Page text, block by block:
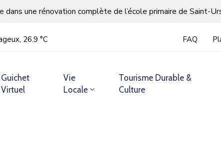
une rénovation complète de l’école primaire de Saint-
26.9 °С FAQ
Guichet
Virtuel
Vie
Locale
Tourisme Durable &
Culture